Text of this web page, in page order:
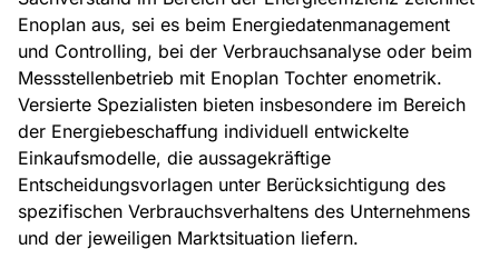
Enoplan aus, sei es beim Energiedatenmanagement
und Controlling, bei der Verbrauchsanalyse oder beim
Messstellenbetrieb mit Enoplan Tochter enometrik.
Versierte Spezialisten bieten insbesondere im Bereich
der Energiebeschaffung individuell entwickelte
Einkaufsmodelle, die aussagekräftige
Entscheidungsvorlagen unter Berücksichtigung des
spezifischen Verbrauchsverhaltens des Unternehmens
und der jeweiligen Marktsituation liefern.